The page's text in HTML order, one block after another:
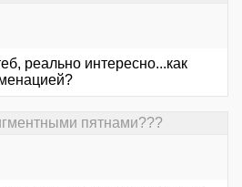
реально интересно...как
пятнами???